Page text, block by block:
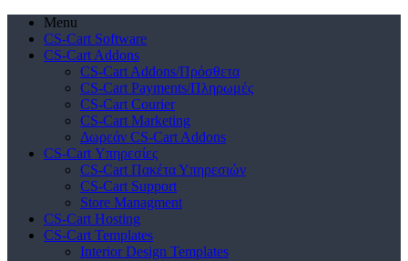
Menu
CS-Cart Software
CS-Cart Addons
CS-Cart Addons/Πρόσθετα
CS-Cart Payments/Πληρωμές
CS-Cart Courier
CS-Cart Marketing
Δωρεάν CS-Cart Addons
CS-Cart Υπηρεσίες
CS-Cart Πακέτα Υπηρεσιών
CS-Cart Support
Store Managment
CS-Cart Hosting
CS-Cart Templates
Interior Design Templates